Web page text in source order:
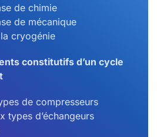
de chimie
de mécanique
cryogénie
constitutifs d’un cycle
de compresseurs
types d’échangeurs